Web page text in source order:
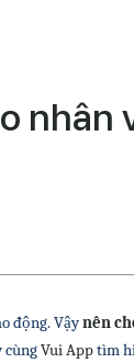
nhân
động. Vậy nên
cùng Vui App tìm